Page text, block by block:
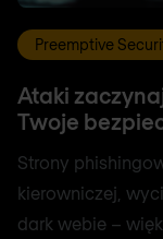
Preemptive
Ataki
Twoje
Strony
kierowniczej,
dark webie –